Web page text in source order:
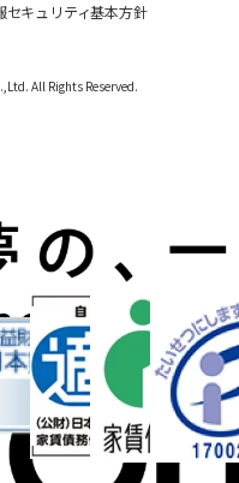
セキュリティ基本方針
All Rights Reserved.